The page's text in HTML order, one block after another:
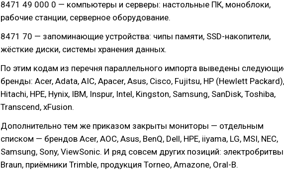
8471 49 000 0 — компьютеры и серверы: настольные ПК, моноблоки,
рабочие станции, серверное оборудование.
8471 70 — запоминающие устройства: чипы памяти, SSD-накопители,
жёсткие диски, системы хранения данных.
По этим кодам из перечня параллельного импорта выведены
бренды: Acer, Adata, AIC, Apacer, Asus, Cisco, Fujitsu, HP (Hewlett Packard),
Hitachi, HPE, Hynix, IBM, Inspur, Intel, Kingston, Samsung, SanDisk, Toshiba,
Transcend, xFusion.
Дополнительно тем же приказом закрыты мониторы — отдельным
списком — брендов Acer, AOC, Asus, BenQ, Dell, HPE, iiyama, LG, MSI, NEC,
Samsung, Sony, ViewSonic. И ряд совсем других позиций: электробритвы
Braun, приёмники Trimble, продукция Torneo, Amazone, Oral-B.